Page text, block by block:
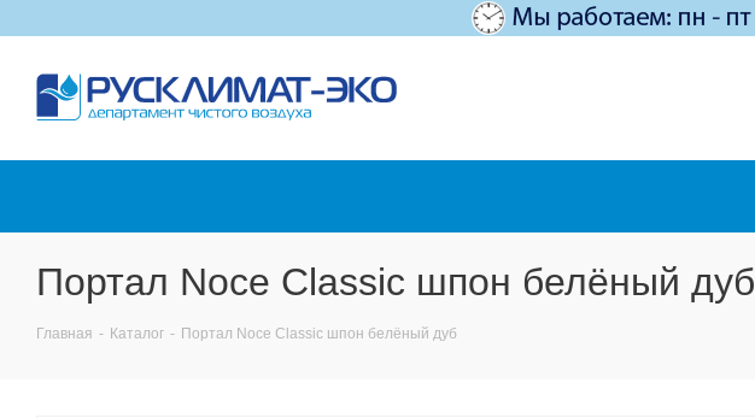
Портал Noce Classic шпон белёный дуб
Главная - Каталог - Портал Noce Classic шпон белёный дуб